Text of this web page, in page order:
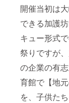
開催当初は
できる加護
キュー形式
祭りですが
の企業の有
育館で【地
を、子供た